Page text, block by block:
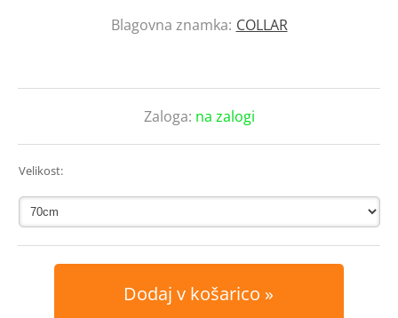
Blagovna znamka: COLLAR
Zaloga: na zalogi
Velikost:
Dodaj v košarico